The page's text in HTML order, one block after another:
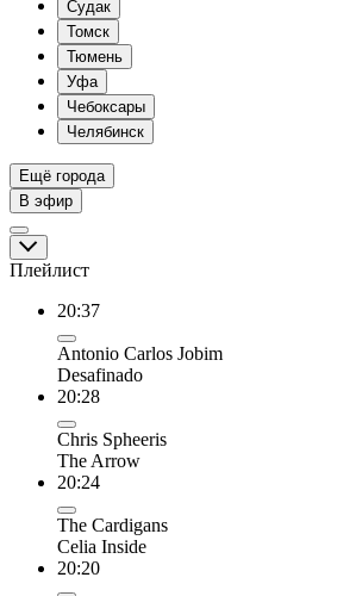
Судак
Томск
Тюмень
Уфа
Чебоксары
Челябинск
Ещё города
В эфир
Плейлист
20:37
Antonio Carlos Jobim
Desafinado
20:28
Chris Spheeris
The Arrow
20:24
The Cardigans
Celia Inside
20:20